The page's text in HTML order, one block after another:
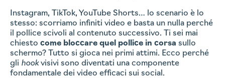
Instagram, TikTok, YouTube Shorts… lo scenario è lo
stesso: scorriamo infiniti video e basta un nulla perché
il pollice scivoli al contenuto successivo. Ti sei mai
chiesto come bloccare quel pollice in corsa sullo
schermo? Tutto si gioca nei primi attimi. Ecco perché
gli hookvisivi sono diventati una componente
fondamentale dei video efficaci sui social.